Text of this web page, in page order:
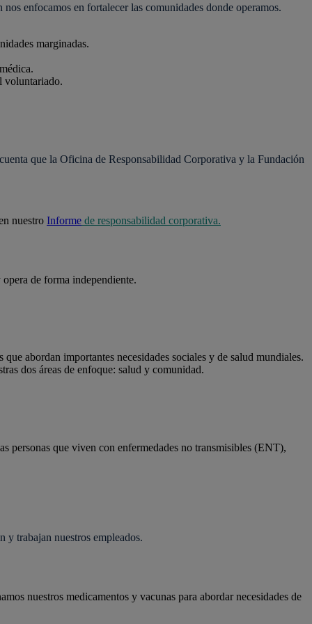
enfocamos en fortalecer las comunidades donde operamos.
marginadas.
voluntariado.
que la Oficina de Responsabilidad Corporativa y la Fundación
nuestro Informe de responsabilidad corporativa.
de forma independiente.
abordan importantes necesidades sociales y de salud mundiales.
dos áreas de enfoque: salud y comunidad.
personas que viven con enfermedades no transmisibles (ENT),
y trabajan nuestros empleados.
nuestros medicamentos y vacunas para abordar necesidades de